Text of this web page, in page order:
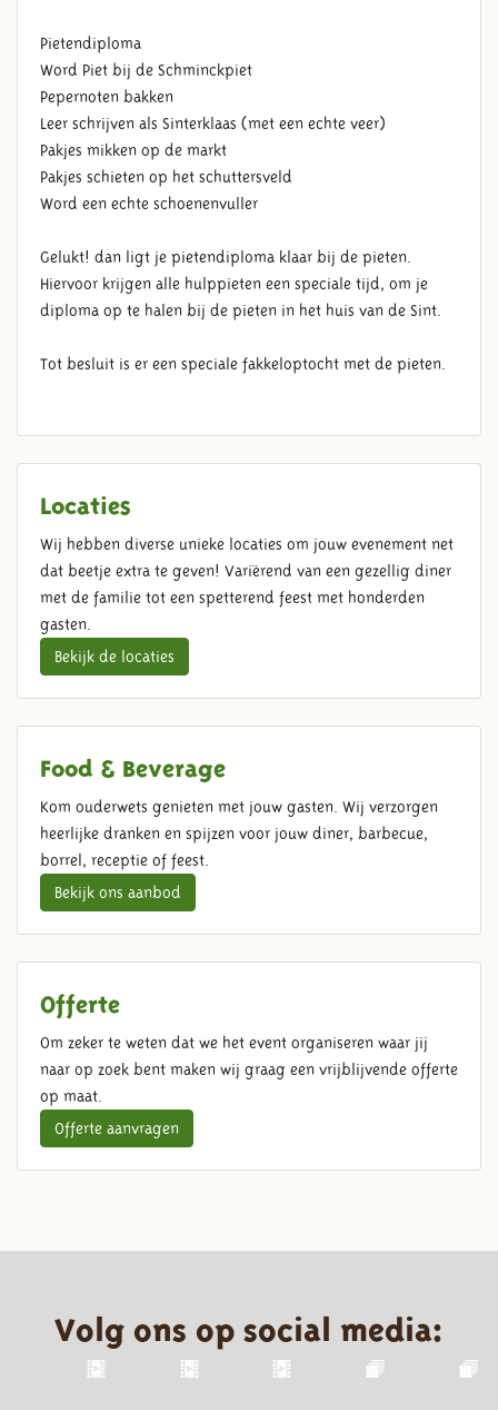
Pietendiploma
Word Piet bij de Schminckpiet
Pepernoten bakken
Leer schrijven als Sinterklaas (met een echte veer)
Pakjes mikken op de markt
Pakjes schieten op het schuttersveld
Word een echte schoenenvuller
Gelukt! dan ligt je pietendiploma klaar bij de pieten.
Hiervoor krijgen alle hulppieten een speciale tijd, om je
diploma op te halen bij de pieten in het huis van de Sint.
Tot besluit is er een speciale fakkeloptocht met de pieten.
Locaties
Wij hebben diverse unieke locaties om jouw evenement net
dat beetje extra te geven! Variërend van een gezellig diner
met de familie tot een spetterend feest met honderden
gasten.
Bekijk de locaties
Food & Beverage
Kom ouderwets genieten met jouw gasten. Wij verzorgen
heerlijke dranken en spijzen voor jouw diner, barbecue,
borrel, receptie of feest.
Bekijk ons aanbod
Offerte
Om zeker te weten dat we het event organiseren waar jij
naar op zoek bent maken wij graag een vrijblijvende offerte
op maat.
Offerte aanvragen
Volg ons op social media: